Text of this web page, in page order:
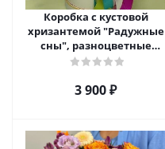
Коробка с кустовой
хризантемой "Радужные
сны", разноцветные
№22457
3 900₽